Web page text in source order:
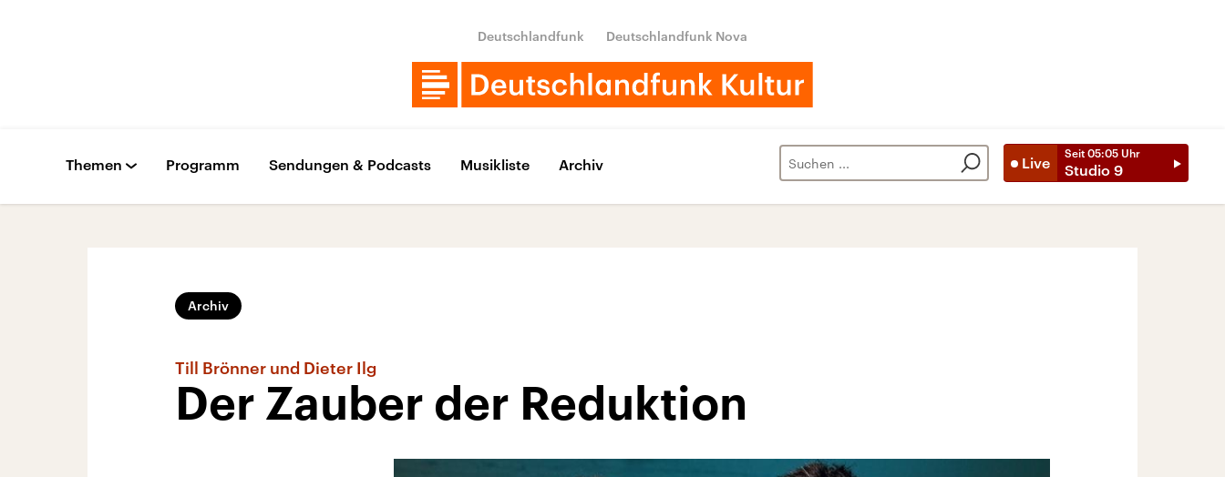
Deutschlandfunk Deutschlandfunk Nova
Live
Seit 05:05 Uhr
Studio 9
Themen Programm Sendungen & Podcasts Musikliste Archiv
Archiv
Till Brönner und Dieter Ilg
Der Zauber der Reduktion